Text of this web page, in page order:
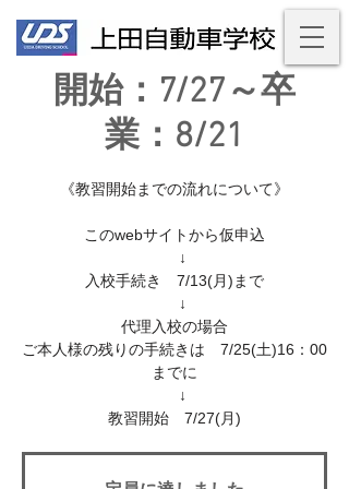
開始：7/27～卒
業：8/21
《教習開始までの流れについて》
このwebサイトから仮申込
↓
入校手続き 7/13(月)まで
↓
代理入校の場合
ご本人様の残りの手続きは 7/25(土)16：00
までに
↓
教習開始 7/27(月)